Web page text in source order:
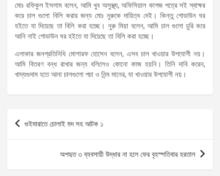
মোঃ রফিকুল ইসলাম বলেন, আমি খুব অসুস্থ্য, অফিসিয়াল কাগজ পত্রে সই স্বাক্ষর
করে চাল গুলো বিলি করার জন্য মোঃ নুরুকে দায়িত্ব দেই। কিন্তু গোডাউন ঘর
হইতে যা দিয়েছে তা বিলি করা হচ্ছে। নুরু মিয়া বলেন, আমি চাল গুলো চুরি করে
আনি নাই গোডাউন ঘর হইতে যা দিয়েছে তা বিলি করা হচ্ছে।
এলাকার জনপ্রতিনিধি মোশারফ হোসেন বলেন, এসব চাল খাওয়ার উপযোগী নয়।
আমি বিতরণ বন্ধ রাখার জন্য বলিলেও কোনো কাজ হয়নি। তিনি দাবি করেন,
খাদ্যগুদাম হতে আনা চালগুলো পচা ও নিন্ম মানের, যা খাওয়ার উপযোগী নয়।
Post
গুইমারাতে চোলাই মদ সহ আটক ১
অপহৃত ৩ ব্যবসায়ী উদ্ধার না হলে ফের বৃহস্পতিবার হরতাল